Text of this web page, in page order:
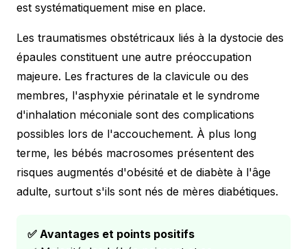
est systématiquement mise en place.
Les traumatismes obstétricaux liés à la dystocie des
épaules constituent une autre préoccupation
majeure. Les fractures de la clavicule ou des
membres, l'asphyxie périnatale et le syndrome
d'inhalation méconiale sont des complications
possibles lors de l'accouchement. À plus long
terme, les bébés macrosomes présentent des
risques augmentés d'obésité et de diabète à l'âge
adulte, surtout s'ils sont nés de mères diabétiques.
✅ Avantages et points positifs